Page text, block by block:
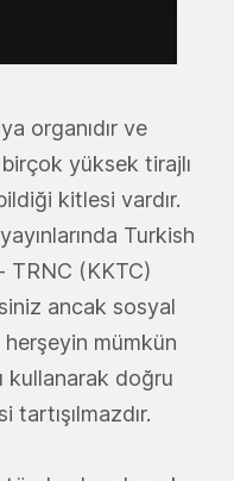
organıdır ve
yüksek tirajlı
kitlesi vardır.
Turkish
TRNC (KKTC)
ancak sosyal
herşeyin mümkün
kullanarak doğru
tartışılmazdır.